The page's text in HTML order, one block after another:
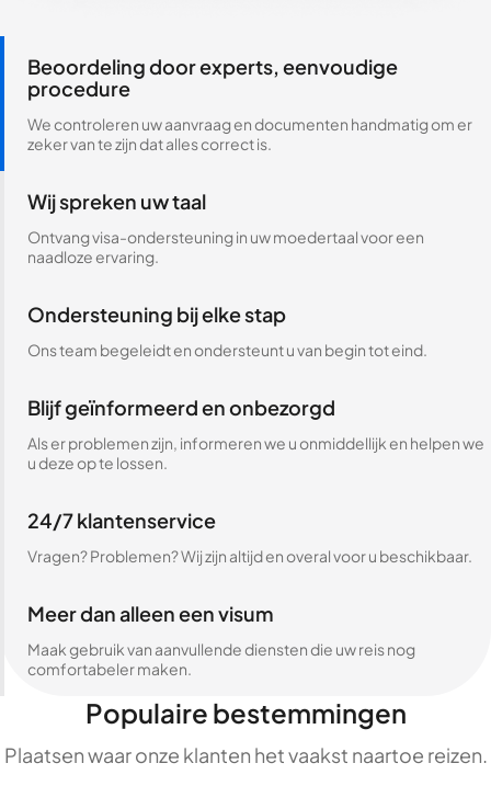
Beoordeling door experts, eenvoudige
procedure
We controleren uw aanvraag en documenten handmatig om er
zeker van te zijn dat alles correct is.
Wij spreken uw taal
Ontvang visa-ondersteuning in uw moedertaal voor een
naadloze ervaring.
Ondersteuning bij elke stap
Ons team begeleidt en ondersteunt u van begin tot eind.
Blijf geïnformeerd en onbezorgd
Als er problemen zijn, informeren we u onmiddellijk en helpen we
u deze op te lossen.
24/7 klantenservice
Vragen? Problemen? Wij zijn altijd en overal voor u beschikbaar.
Meer dan alleen een visum
Maak gebruik van aanvullende diensten die uw reis nog
comfortabeler maken.
Populaire bestemmingen
Plaatsen waar onze klanten het vaakst naartoe reizen.